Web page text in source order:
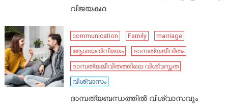
വിജയകഥ
communication Family
marriage
ആശയവിനിമയം
ദാമ്പത്യജീവിതം
ദാമ്പത്യജീവിതത്തിലെ വിശ്വസ്തത
വിശ്വാസം
ദാമ്പത്യബന്ധത്തിൽ വിശ്വാസവും